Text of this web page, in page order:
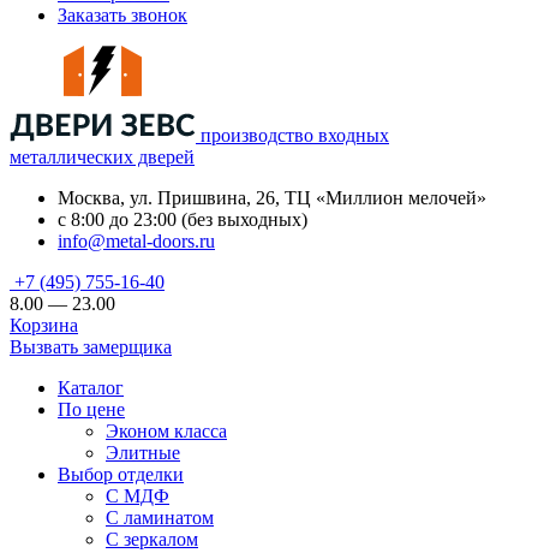
Заказать звонок
производство входных
металлических дверей
Москва, ул. Пришвина, 26, ТЦ «Миллион мелочей»
с 8:00 до 23:00 (без выходных)
info@metal-doors.ru
+7 (495) 755-16-40
8.00 — 23.00
Корзина
Вызвать замерщика
Каталог
По цене
Эконом класса
Элитные
Выбор отделки
С МДФ
С ламинатом
С зеркалом